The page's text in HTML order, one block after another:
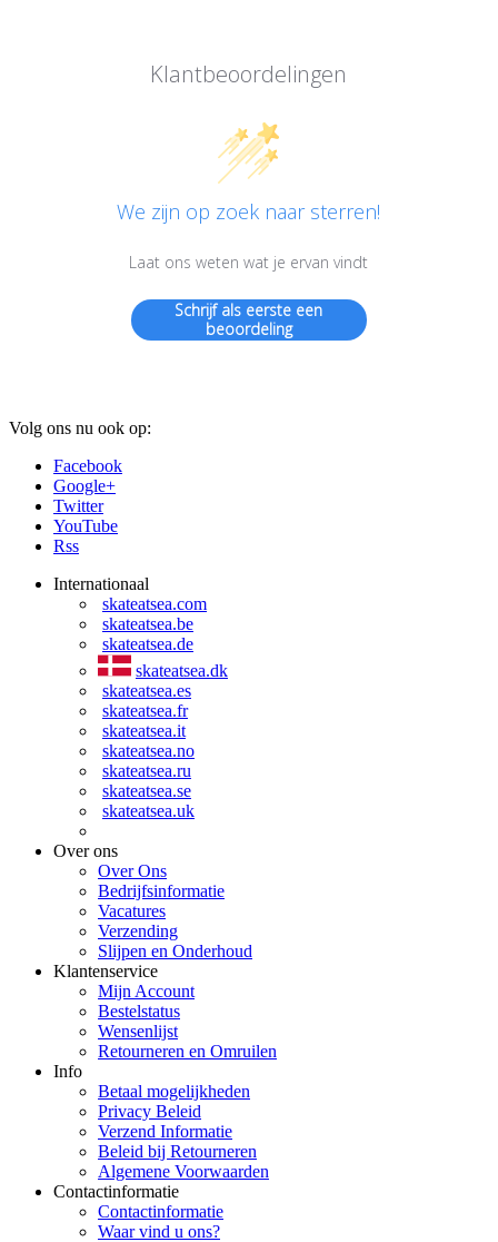
Klantbeoordelingen
We zijn op zoek naar sterren!
Laat ons weten wat je ervan vindt
Schrijf als eerste een
beoordeling
Volg ons nu ook op:
Facebook
Google+
Twitter
YouTube
Rss
Internationaal
skateatsea.com
skateatsea.be
skateatsea.de
skateatsea.dk
skateatsea.es
skateatsea.fr
skateatsea.it
skateatsea.no
skateatsea.ru
skateatsea.se
skateatsea.uk
Over ons
Over Ons
Bedrijfsinformatie
Vacatures
Verzending
Slijpen en Onderhoud
Klantenservice
Mijn Account
Bestelstatus
Wensenlijst
Retourneren en Omruilen
Info
Betaal mogelijkheden
Privacy Beleid
Verzend Informatie
Beleid bij Retourneren
Algemene Voorwaarden
Contactinformatie
Contactinformatie
Waar vind u ons?